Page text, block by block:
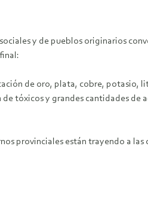
y de pueblos originarios
de oro, plata, cobre, potasio,
tóxicos y grandes cantidades de
provinciales están trayendo a las